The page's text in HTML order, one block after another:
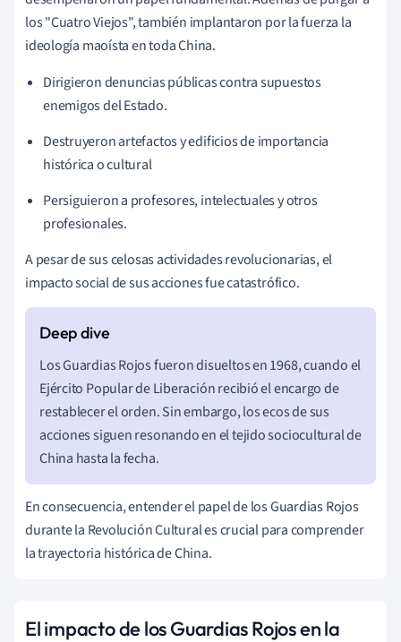
los "Cuatro Viejos", también implantaron por la fuerza la
ideología maoísta en toda China.
Dirigieron denuncias públicas contra supuestos
enemigos del Estado.
Destruyeron artefactos y edificios de importancia
histórica o cultural
Persiguieron a profesores, intelectuales y otros
profesionales.
A pesar de sus celosas actividades revolucionarias, el
impacto social de sus acciones fue catastrófico.
Los Guardias Rojos fueron disueltos en 1968, cuando el
Ejército Popular de Liberación recibió el encargo de
restablecer el orden. Sin embargo, los ecos de sus
acciones siguen resonando en el tejido sociocultural de
China hasta la fecha.
En consecuencia, entender el papel de los Guardias Rojos
durante la Revolución Cultural es crucial para comprender
la trayectoria histórica de China.
El impacto de los Guardias Rojos en la